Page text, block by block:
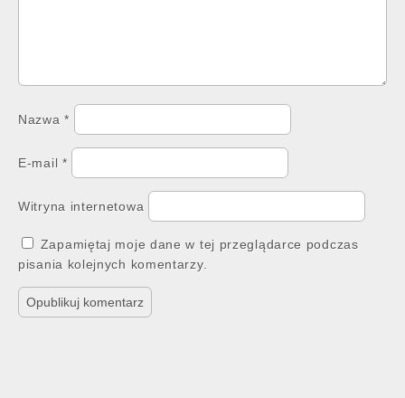
Nazwa*
E-mail *
Witryna internetowa
Zapamiętaj moje dane w tej przeglądarce podczas
pisania kolejnych komentarzy.